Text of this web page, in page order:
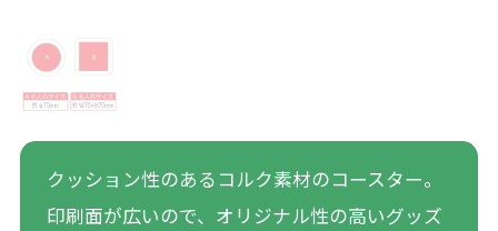
クッション性のあるコルク素材のコースター。
印刷面が広いので、オリジナル性の高いグッズ